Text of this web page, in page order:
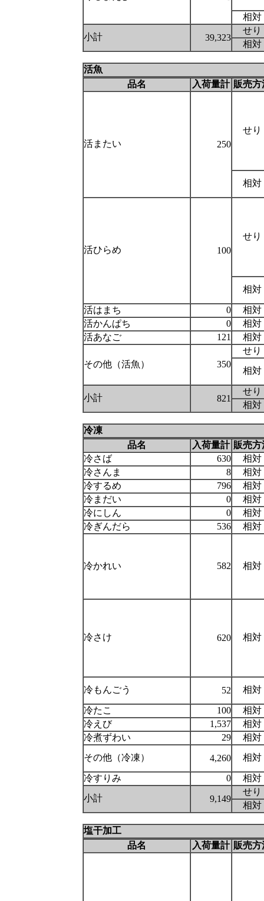
相対
小計
39,323
せり
相対
活魚
品名
入荷量計 販売方
活またい 250
せり
相対
活ひらめ 100
せり
相対
活はまち 0
相対
活かんぱち
0
相対
活あなご
121 相対
その他（活魚） 350
せり
相対
小計 821
せり
相対
冷凍
品名
入荷量計 販売方
冷さば
630
相対
冷さんま
8
相対
冷するめ
796
相対
冷まだい
0
相対
冷にしん
0
相対
冷ぎんだら
536 相対
冷かれい 582 相対
冷さけ 620 相対
冷もんごう 52 相対
冷たこ 100
相対
冷えび
1,537
相対
冷煮ずわい
29
相対
その他（冷凍）
4,260 相対
冷すりみ 0
相対
小計
9,149
せり
相対
塩干加工
品名
入荷量計 販売方